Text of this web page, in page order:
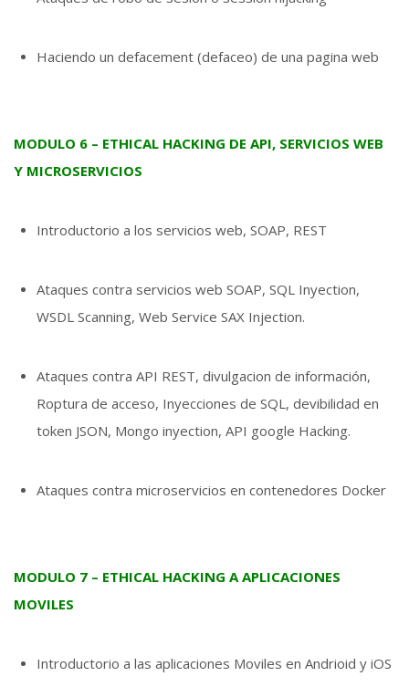
Haciendo un defacement (defaceo) de una pagina web
MODULO 6 – ETHICAL HACKING DE API, SERVICIOS WEB
Y MICROSERVICIOS
Introductorio a los servicios web, SOAP, REST
Ataques contra servicios web SOAP, SQL Inyection,
WSDL Scanning, Web Service SAX Injection.
Ataques contra API REST, divulgacion de información,
Roptura de acceso, Inyecciones de SQL, devibilidad en
token JSON, Mongo inyection, API google Hacking.
Ataques contra microservicios en contenedores Docker
MODULO 7 – ETHICAL HACKING A APLICACIONES
MOVILES
Introductorio a las aplicaciones Moviles en Andrioid y iOS